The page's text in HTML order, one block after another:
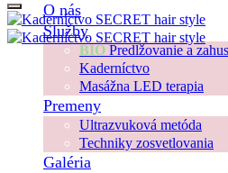
O nás
Služby
BIO Predlžovanie a
Kaderníctvo
Masážna LED terapia
Premeny
Ultrazvuková metóda
Techniky zosvetlovania
Galéria